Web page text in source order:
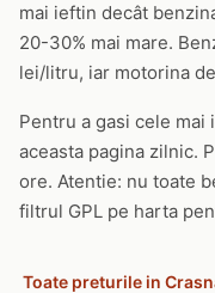
mai ieftin decât
20-30% mai mare.
lei/litru, iar motorina
Pentru a gasi cele mai
aceasta pagina zilnic.
ore. Atentie: nu toate
filtrul GPL pe harta
Toate preturile in